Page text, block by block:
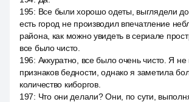
195: Все были хорошо одеты, выглядели
есть город не производил впечатление
района, как можно увидеть в сериале
все было чисто.
196: Аккуратно, все было очень чисто. Я не
признаков бедности, однако я заметила
количество киборгов.
197: Что они делали? Они, по сути,